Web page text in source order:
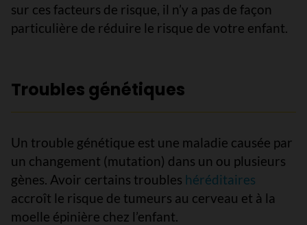
sur ces facteurs de risque, il n’y a pas de façon
particulière de réduire le risque de votre enfant.
Troubles génétiques
Un trouble génétique est une maladie causée par
un changement (mutation) dans un ou plusieurs
gènes. Avoir certains troubles héréditaires
accroît le risque de tumeurs au cerveau et à la
moelle épinière chez l’enfant.